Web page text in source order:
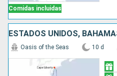
Comidas incluidas
Oasis of the Seas 10 d